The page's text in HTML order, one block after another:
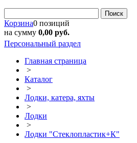
Поиск
Корзина0 позиций
на сумму 0,00 руб.
Персональный раздел
Главная страница
>
Каталог
>
Лодки, катера, яхты
>
Лодки
>
Лодки "Стеклопластик+К"